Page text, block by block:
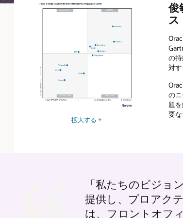
拡大する +
俊
ス
の
対
の
題
要
「私たちのビジョ
提供し、プロアク
は、フロントオフ